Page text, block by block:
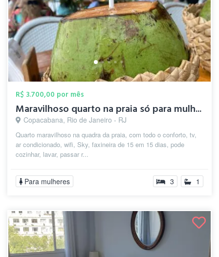
R$ 3.700,00 por mês
Maravilhoso quarto na praia só para mulh...
Copacabana, Rio de Janeiro - RJ
Quarto maravilhoso na quadra da praia, com todo o conforto, tv,
ar condicionado, wifi, Sky, faxineira de 15 em 15 dias, pode
cozinhar, lavar, passar r...
Para mulheres 3 1